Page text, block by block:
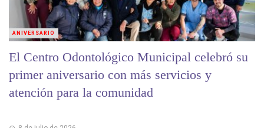
El Centro Odontológico Municipal celebró su
primer aniversario con más servicios y
atención para la comunidad
ANIVERSARIO